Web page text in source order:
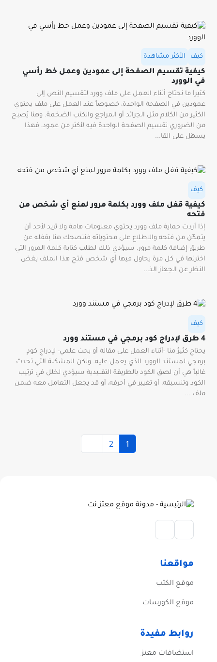
كيف الأكثر مشاهدة
كيفية تقسيم الصفحة إلى عمودين وعمل خط رأسي
في الوورد
كثيراً ما نحتاج أثناء العمل على ملف وورد لتقسيم النص إلى
عمودين في الصفحة الواحدة، خصوصاً عند العمل على ملف يحتوي
الكثير من الكلام مثل الجرائد أو المراجع والكتب الضخمة. وهنا يُصبح
من الضروري تقسيم الصفحة الواحدة فيه لأكثر من عمود، فهذا
يسهّل على القا...
كيف
كيفية قفل ملف وورد بكلمة مرور لمنع أي شخص من
فتحه
إذا أردت حماية ملف وورد يحتوي معلومات هامة ولا تريد لأحد أن
يتمكّن من فتحه والاطلاع على محتوياته فننصحك هنا بقفله عن
طريق إضافة كلمة مرور. سيؤدي ذلك لطلب كتابة كلمة المرور التي
اخترتها في كل مرة يحاول فيها أي شخص فتح هذا الملف بغض
النظر عن الجهاز الذ...
كيف
4 طرق لإدراج كود برمجي في مستند وورد
يحتاج كثيرٌ منا -أثناء العمل على مقالة أو بحث علمي- لإدراج كودٍ
برمجي لمستند الوورد الذي يعمل عليه. ولكن المشكلة التي تحدث
غالباً هي أن لصق الكود بالطريقة التقليدية سيؤدي لخلل في ترتيب
الكود وتنسيقه، أو تغيير في أحرفه، أو قد يجعل التعامل معه ضمن
ملف ...
1
2
مواقعنا
موقع الكتب
موقع الكورسات
روابط مفيدة
استضافات معتز